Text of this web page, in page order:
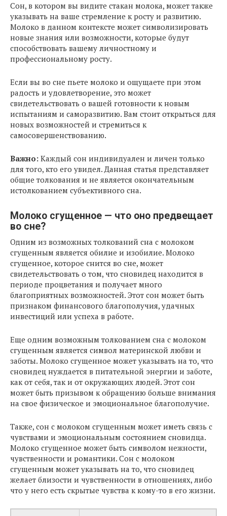
Сон, в котором вы видите стакан молока, может также
указывать на ваше стремление к росту и развитию.
Молоко в данном контексте может символизировать
новые знания или возможности, которые будут
способствовать вашему личностному и
профессиональному росту.
Если вы во сне пьете молоко и ощущаете при этом
радость и удовлетворение, это может
свидетельствовать о вашей готовности к новым
испытаниям и саморазвитию. Вам стоит открыться для
новых возможностей и стремиться к
самосовершенствованию.
Важно: Каждый сон индивидуален и личен только
для того, кто его увидел. Данная статья представляет
общие толкования и не является окончательным
истолкованием субъективного сна.
Молоко сгущенное — что оно предвещает
во сне?
Одним из возможных толкований сна с молоком
сгущенным является обилие и изобилие. Молоко
сгущенное, которое снится во сне, может
свидетельствовать о том, что сновидец находится в
периоде процветания и получает много
благоприятных возможностей. Этот сон может быть
признаком финансового благополучия, удачных
инвестиций или успеха в работе.
Еще одним возможным толкованием сна с молоком
сгущенным является символ материнской любви и
заботы. Молоко сгущенное может указывать на то, что
сновидец нуждается в питательной энергии и заботе,
как от себя, так и от окружающих людей. Этот сон
может быть призывом к обращению больше внимания
на свое физическое и эмоциональное благополучие.
Также, сон с молоком сгущенным может иметь связь с
чувствами и эмоциональным состоянием сновидца.
Молоко сгущенное может быть символом нежности,
чувственности и романтики. Сон с молоком
сгущенным может указывать на то, что сновидец
желает близости и чувственности в отношениях, либо
что у него есть скрытые чувства к кому-то в его жизни.